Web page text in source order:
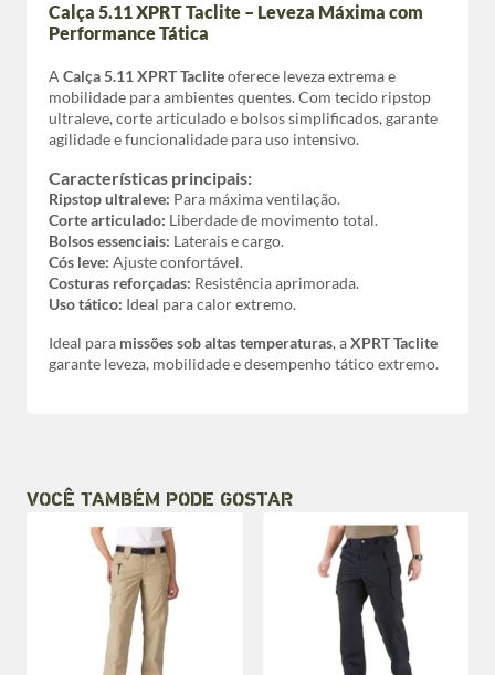
Calça 5.11 XPRT Taclite – Leveza Máxima com
Performance Tática
A Calça 5.11 XPRT Tacliteoferece leveza extrema e
mobilidade para ambientes quentes. Com tecido ripstop
ultraleve, corte articulado e bolsos simplificados, garante
agilidade e funcionalidade para uso intensivo.
Características principais:
Ripstop ultraleve: Para máxima ventilação.
Corte articulado: Liberdade de movimento total.
Bolsos essenciais: Laterais e cargo.
Cós leve: Ajuste confortável.
Costuras reforçadas: Resistência aprimorada.
Uso tático: Ideal para calor extremo.
Ideal para missões sob altas temperaturas, aXPRT Taclite
garante leveza, mobilidade e desempenho tático extremo.
VOCÊ TAMBÉM PODE GOSTAR